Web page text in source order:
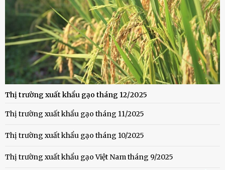
Thị trường xuất khẩu gạo tháng 12/2025
Thị trường xuất khẩu gạo tháng 11/2025
Thị trường xuất khẩu gạo tháng 10/2025
Thị trường xuất khẩu gạo Việt Nam tháng 9/2025